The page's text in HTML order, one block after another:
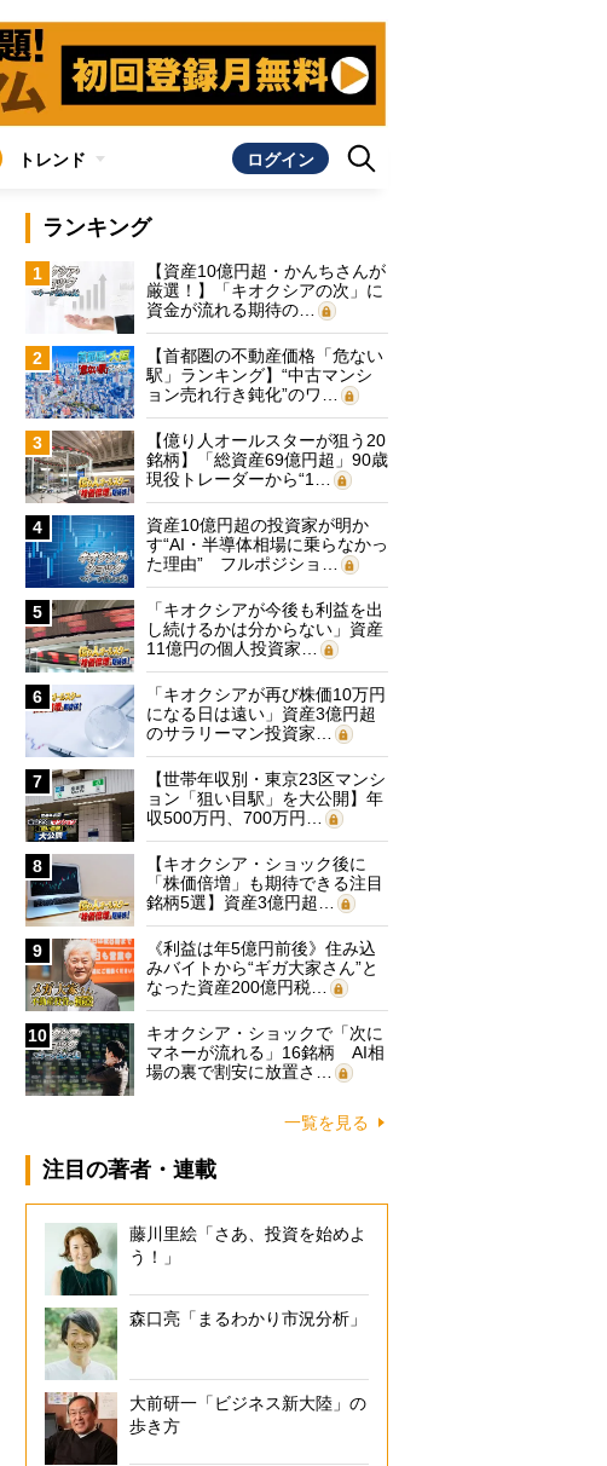
トレンド ログイン
ランキング
1
【資産10億円超・かんちさんが
厳選！】「キオクシアの次」に
資金が流れる期待の…
2
【首都圏の不動産価格「危ない
駅」ランキング】“中古マンシ
ョン売れ行き鈍化”のワ…
3
【億り人オールスターが狙う20
銘柄】「総資産69億円超」90歳
現役トレーダーから“1…
4
資産10億円超の投資家が明か
す“AI・半導体相場に乗らなかっ
た理由” フルポジショ…
5
「キオクシアが今後も利益を出
し続けるかは分からない」資産
11億円の個人投資家…
6
「キオクシアが再び株価10万円
になる日は遠い」資産3億円超
のサラリーマン投資家…
7
【世帯年収別・東京23区マンシ
ョン「狙い目駅」を大公開】年
収500万円、700万円…
8
【キオクシア・ショック後に
「株価倍増」も期待できる注目
銘柄5選】資産3億円超…
9
《利益は年5億円前後》住み込
みバイトから“ギガ大家さん”と
なった資産200億円税…
10
キオクシア・ショックで「次に
マネーが流れる」16銘柄 AI相
場の裏で割安に放置さ…
一覧を見る
注目の著者・連載
藤川里絵「さあ、投資を始めよ
う！」
森口亮「まるわかり市況分析」
大前研一「ビジネス新大陸」の
歩き方